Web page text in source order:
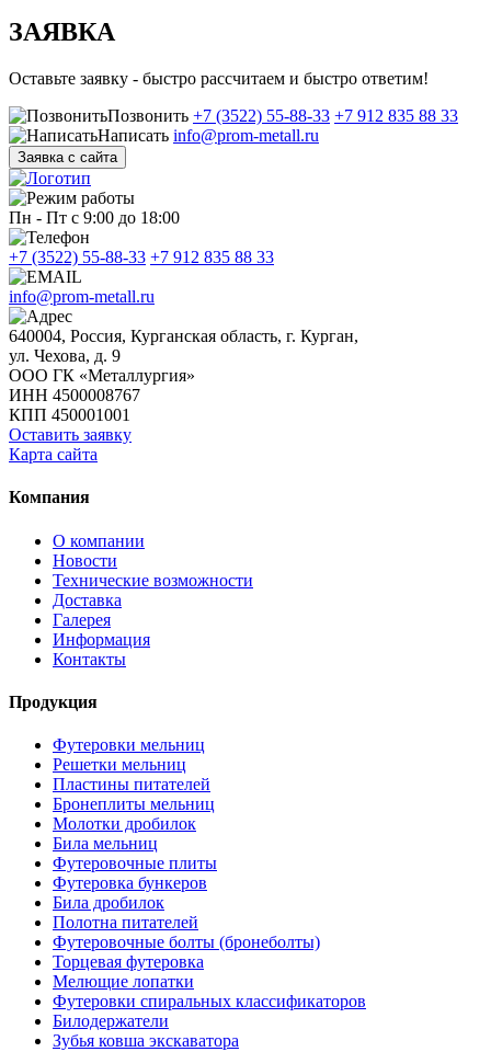
ЗАЯВКА
Оставьте заявку - быстро рассчитаем и быстро ответим!
Позвонить +7 (3522) 55-88-33 +7 912 835 88 33
Написать info@prom-metall.ru
Заявка с сайта
Пн - Пт с 9:00 до 18:00
+7 (3522) 55-88-33 +7 912 835 88 33
info@prom-metall.ru
640004, Россия, Курганская область, г. Курган,
ул. Чехова, д. 9
ООО ГК «Металлургия»
ИНН 4500008767
КПП 450001001
Оставить заявку
Карта сайта
Компания
О компании
Новости
Технические возможности
Доставка
Галерея
Информация
Контакты
Продукция
Футеровки мельниц
Решетки мельниц
Пластины питателей
Бронеплиты мельниц
Молотки дробилок
Била мельниц
Футеровочные плиты
Футеровка бункеров
Била дробилок
Полотна питателей
Футеровочные болты (бронеболты)
Торцевая футеровка
Мелющие лопатки
Футеровки спиральных классификаторов
Билодержатели
Зубья ковша экскаватора